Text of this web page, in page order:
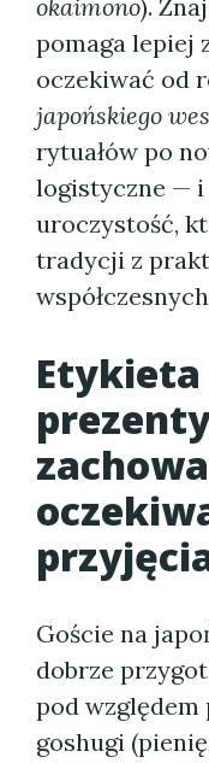
okaimono).
pomaga lepiej
oczekiwać od
japońskiego
rytuałów po
logistyczne —
uroczystość,
tradycji z
Goście na
dobrze
pod
goshugi